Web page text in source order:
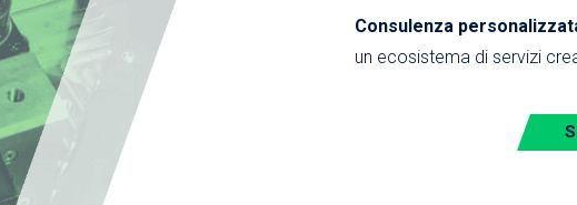
Consulenza
un ecosistema di servizi